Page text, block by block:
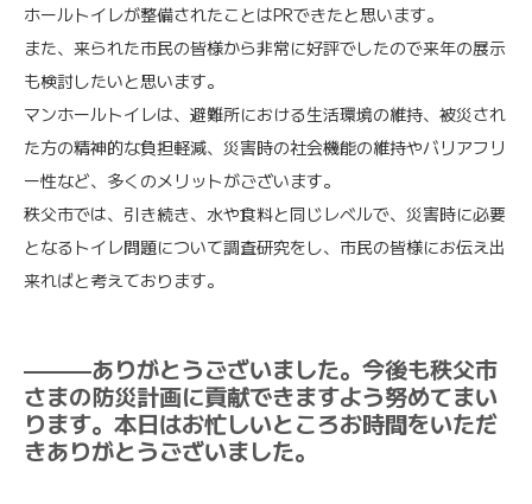
ホールトイレが整備されたことはPRできたと思います。
また、来られた市民の皆様から非常に好評でしたので来年の展示
も検討したいと思います。
マンホールトイレは、避難所における生活環境の維持、被災され
た方の精神的な負担軽減、災害時の社会機能の維持やバリアフリ
ー性など、多くのメリットがございます。
秩父市では、引き続き、水や食料と同じレベルで、災害時に必要
となるトイレ問題について調査研究をし、市民の皆様にお伝え出
来ればと考えております。
———ありがとうございました。今後も秩父市
さまの防災計画に貢献できますよう努めてまい
ります。本日はお忙しいところお時間をいただ
きありがとうございました。